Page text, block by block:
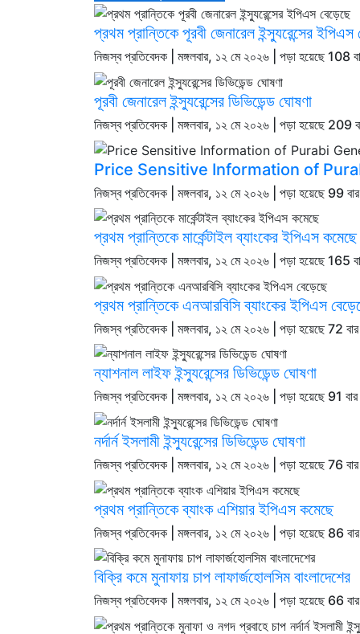
প্রথম প্রান্তিকে পূরবী জেনারেল ইন্স্যুরেন্সের ইপিএস
নিজস্ব প্রতিবেদক | মঙ্গলবার, ১২ মে ২০২৬ | পড়া হয়েছে 108
পূরবী জেনারেল ইন্স্যুরেন্সের ডিভিডেন্ড ঘোষণা
নিজস্ব প্রতিবেদক | মঙ্গলবার, ১২ মে ২০২৬ | পড়া হয়েছে 209
Price Sensitive Information of
নিজস্ব প্রতিবেদক | মঙ্গলবার, ১২ মে ২০২৬ | পড়া হয়েছে 99
প্রথম প্রান্তিকে মার্কেন্টাইল ব্যাংকের ইপিএস কমেছে
নিজস্ব প্রতিবেদক | মঙ্গলবার, ১২ মে ২০২৬ | পড়া হয়েছে 165
প্রথম প্রান্তিকে এনআরবিসি ব্যাংকের ইপিএস
নিজস্ব প্রতিবেদক | মঙ্গলবার, ১২ মে ২০২৬ | পড়া হয়েছে 72
ন্যাশনাল লাইফ ইন্স্যুরেন্সের ডিভিডেন্ড ঘোষণা
নিজস্ব প্রতিবেদক | মঙ্গলবার, ১২ মে ২০২৬ | পড়া হয়েছে 91
নর্দার্ন ইসলামী ইন্স্যুরেন্সের ডিভিডেন্ড ঘোষণা
নিজস্ব প্রতিবেদক | মঙ্গলবার, ১২ মে ২০২৬ | পড়া হয়েছে 76
প্রথম প্রান্তিকে ব্যাংক এশিয়ার ইপিএস কমেছে
নিজস্ব প্রতিবেদক | মঙ্গলবার, ১২ মে ২০২৬ | পড়া হয়েছে 86
বিক্রি কমে মুনাফায় চাপ লাফার্জহোলসিম বাংলাদেশের
নিজস্ব প্রতিবেদক | মঙ্গলবার, ১২ মে ২০২৬ | পড়া হয়েছে 66